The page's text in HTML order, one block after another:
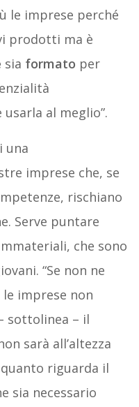
le imprese perché
prodotti ma è
sia formato per
al meglio”.
una
imprese che, se
rischiano
Serve puntare
che sono
“Se non ne
le imprese non
sottolinea – il
sarà all’altezza
riguarda il
sia necessario